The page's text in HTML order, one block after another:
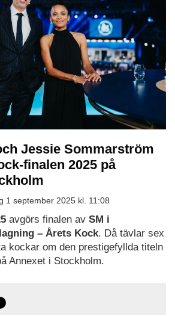
Jessie Sommarström
finalen 2025 på
1 september 2025 kl. 11:08
avgörs finalen av SM i
– Årets Kock. Då tävlar sex
kockar om den prestigefyllda titeln
Annexet i Stockholm.